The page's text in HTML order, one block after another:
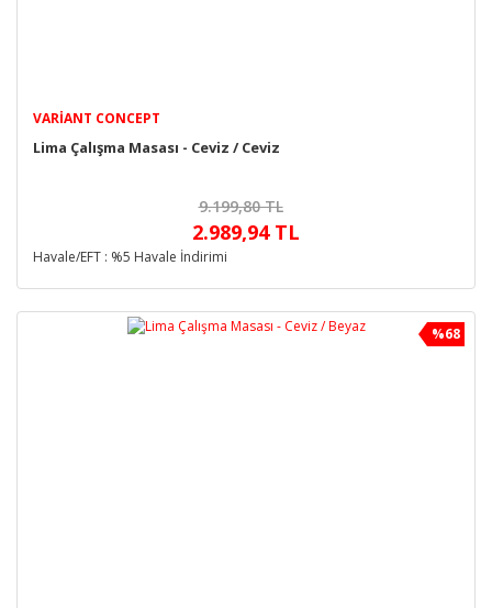
VARIANT CONCEPT
Lima Çalışma Masası - Ceviz / Ceviz
9.199,80 TL
2.989,94 TL
Havale/EFT : %5 Havale İndirimi
%68